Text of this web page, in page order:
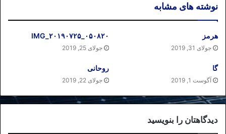
نوشته های مشابه
هرمز
جولای 31, 2019
IMG_۲۰۱۹۰۷۲۵_۰۵۰۸۲۰
جولای 25, 2019
گا
آگوست 1, 2019
روحانی
جولای 22, 2019
دیدگاهتان را بنویسید